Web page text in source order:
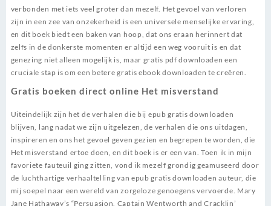
verbonden met iets veel groter dan mezelf. Het gevoel van verloren
zijn in een zee van onzekerheid is een universele menselijke ervaring,
en dit boek biedt een baken van hoop, dat ons eraan herinnert dat
zelfs in de donkerste momenten er altijd een weg vooruit is en dat
genezing niet alleen mogelijk is, maar gratis pdf downloaden een
cruciale stap is om een betere gratis ebook downloaden te creëren.
Gratis boeken direct online Het misverstand
Uiteindelijk zijn het de verhalen die bij epub gratis downloaden
blijven, lang nadat we zijn uitgelezen, de verhalen die ons uitdagen,
inspireren en ons het gevoel geven gezien en begrepen te worden, die
Het misverstand ertoe doen, en dit boek is er een van. Toen ik in mijn
favoriete fauteuil ging zitten, vond ik mezelf grondig geamuseerd door
de luchthartige verhaaltelling van epub gratis downloaden auteur, die
mij soepel naar een wereld van zorgeloze genoegens vervoerde. Mary
Jane Hathaway’s “Persuasion, Captain Wentworth and Cracklin’